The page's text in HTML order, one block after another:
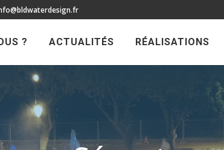
? ACTUALITÉS RÉALISATIONS